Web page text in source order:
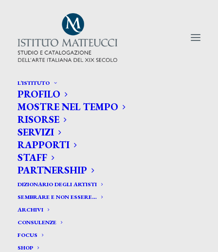
L’ISTITUTO
PROFILO
MOSTRE NEL TEMPO
RISORSE
SERVIZI
RAPPORTI
STAFF
PARTNERSHIP
DIZIONARIO DEGLI ARTISTI
SEMBRARE E NON ESSERE…
ARCHIVI
CONSULENZE
FOCUS
SHOP
CERCA TRA GLI ARTISTI:
Search
for:
Piervittori Mariano*